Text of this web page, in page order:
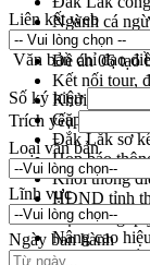
Ngành cá
Diễn đàn
Đề án 06 tạo
Kết nối tour,
Khởi động
Gặp mặt các
Đắk Lắk sơ
Họp báo
Khơi thông
HĐND tỉnh
Hội thảo góp
Nâng cao
Hội nghị
Liên kết web
Văn bản chỉ đạo
Số ký hiệu
Trích yếu
Loại văn bản
Lĩnh vực
Ngày ban hành